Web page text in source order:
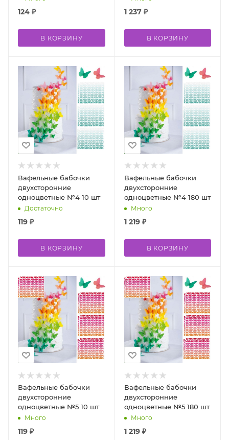
124 ₽
В КОРЗИНУ
1 237₽
В КОРЗИНУ
Вафельные бабочки
двухсторонние
одноцветные №4 10 шт
Достаточно
119 ₽
В КОРЗИНУ
Вафельные бабочки
двухсторонние
одноцветные №4 180 шт
Много
1 219₽
В КОРЗИНУ
Вафельные бабочки
двухсторонние
одноцветные №5 10 шт
Много
119 ₽
Вафельные бабочки
двухсторонние
одноцветные №5 180 шт
Много
1 219₽